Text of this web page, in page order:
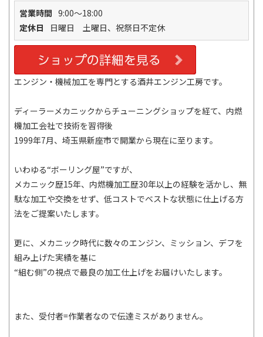
エンジン・機械加工を専門とする酒井エンジン工房です。
ディーラーメカニックからチューニングショップを経て、内燃
機加工会社で技術を習得後
1999年7月、埼玉県新座市で開業から現在に至ります。
いわゆる“ボーリング屋”ですが、
メカニック歴15年、内燃機加工歴30年以上の経験を活かし、無
駄な加工や交換をせず、低コストでベストな状態に仕上げる方
法をご提案いたします。
更に、メカニック時代に数々のエンジン、ミッション、デフを
組み上げた実績を基に
“組む側”の視点で最良の加工仕上げをお届けいたします。
また、受付者=作業者なので伝達ミスがありません。
営業時間 9:00～18:00
定休日
日曜日 土曜日、祝祭日不定休